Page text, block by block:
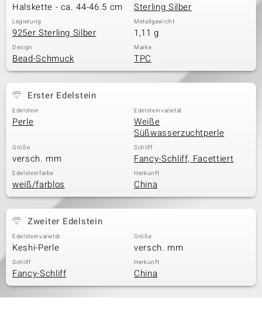
Classics
Halskette - ca. 44-46.5 cm Sterling Silber
Legierung
925er Sterling Silber
Metallgewicht
1,11 g
Design
Bead-Schmuck
Marke
TPC
Erster Edelstein
Edelstein
Perle
Edelsteinvarietät
Weiße
Süßwasserzuchtperle
Größe
versch. mm
Schliff
Fancy-Schliff, Facettiert
Edelsteinfarbe
weiß/farblos
Herkunft
China
Zweiter Edelstein
Edelsteinvarietät
Keshi-Perle
Größe
versch. mm
Schliff
Fancy-Schliff
Herkunft
China